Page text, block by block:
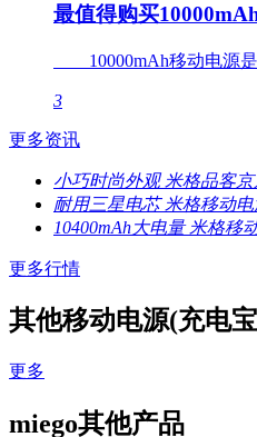
最值得购买
10000mAh移动电源是
3
更多资讯
小巧时尚外观 米格品客
耐用三星电芯 米格移动
10400mAh大电量 米格移
更多行情
其他移动电源(充电
更多
miego其他产品